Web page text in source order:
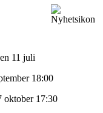
11 juli
18:00
oktober 17:30